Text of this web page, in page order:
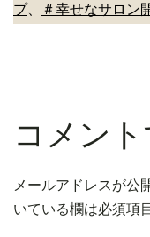
プ、 ＃幸せなサロン
コメン
メールアドレスが公
いている欄は必須項